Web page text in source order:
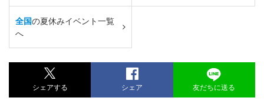
全国の夏休みイベント一覧
へ
シェアする シェア 友だちに送る